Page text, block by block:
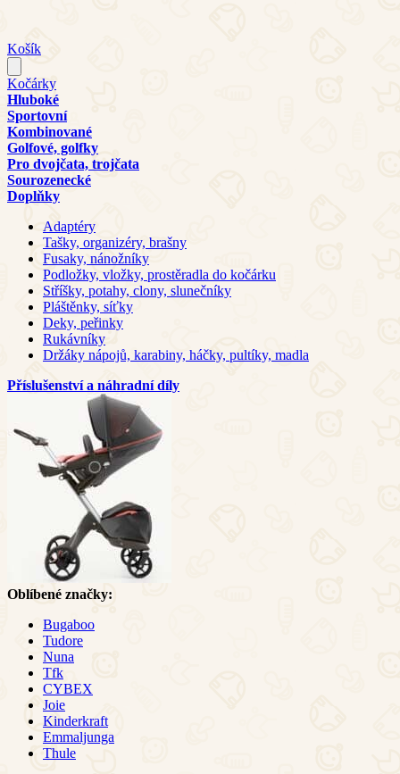
Košík
Kočárky
Hluboké
Sportovní
Kombinované
Golfové, golfky
Pro dvojčata, trojčata
Sourozenecké
Doplňky
Adaptéry
Tašky, organizéry, brašny
Fusaky, nánožníky
Podložky, vložky, prostěradla do kočárku
Stříšky, potahy, clony, slunečníky
Pláštěnky, síťky
Deky, peřinky
Rukávníky
Držáky nápojů, karabiny, háčky, pultíky, madla
Příslušenství a náhradní díly
Oblíbené značky:
Bugaboo
Tudore
Nuna
Tfk
CYBEX
Joie
Kinderkraft
Emmaljunga
Thule